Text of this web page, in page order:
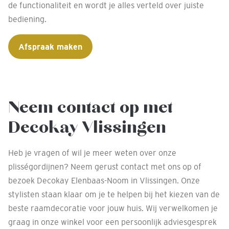
de functionaliteit en wordt je alles verteld over juiste
bediening.
Afspraak maken
Neem contact op met
Decokay Vlissingen
Heb je vragen of wil je meer weten over onze
plisségordijnen? Neem gerust contact met ons op of
bezoek Decokay Elenbaas-Noom in Vlissingen. Onze
stylisten staan klaar om je te helpen bij het kiezen van de
beste raamdecoratie voor jouw huis. Wij verwelkomen je
graag in onze winkel voor een persoonlijk adviesgesprek